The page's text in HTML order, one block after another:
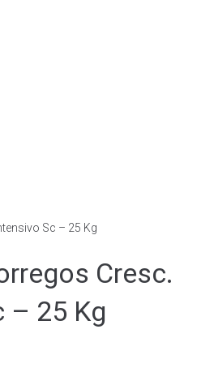
Sc – 25 Kg
Cresc.
– 25 Kg